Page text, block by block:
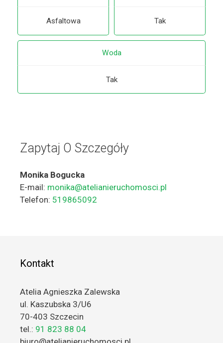
Asfaltowa Tak
Woda
Tak
Zapytaj O Szczegóły
Monika Bogucka
E-mail: monika@atelianieruchomosci.pl
Telefon: 519865092
Kontakt
Atelia Agnieszka Zalewska
ul. Kaszubska 3/U6
70-403 Szczecin
tel.: 91 823 88 04